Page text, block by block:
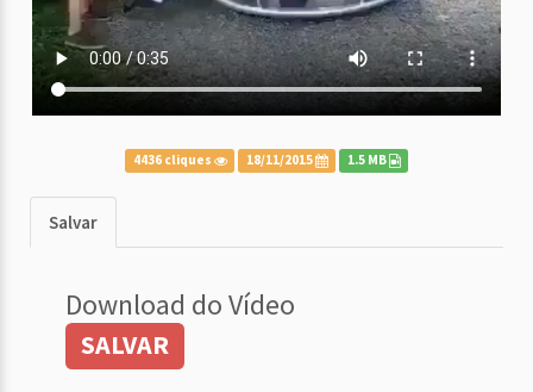
4436 cliques 18/11/2015 1.5 MB
Salvar
Download do Vídeo
SALVAR